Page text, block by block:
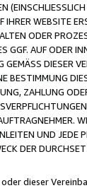
WEBSITE
ODER
AUF ODER
DIESER
ZAHLUNG
UND JEDE
DER
dieser